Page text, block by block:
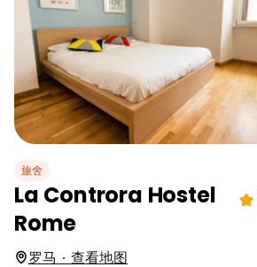
旅舍
La Controra Hostel
Rome
罗马 · 查看地图